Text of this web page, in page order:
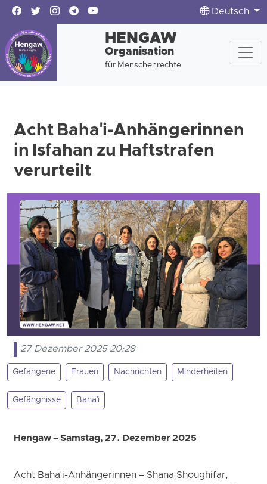
Deutsch
HENGAW
Organisation
für Menschenrechte
Acht Baha'i-Anhängerinnen
in Isfahan zu Haftstrafen
verurteilt
27 Dezember 2025 20:28
Gefangene Frauen Nachrichten Minderheiten
Gefängnisse Baha'i
Hengaw – Samstag, 27. Dezember 2025
Acht Baha'i-Anhängerinnen – Shana Shoughifar,